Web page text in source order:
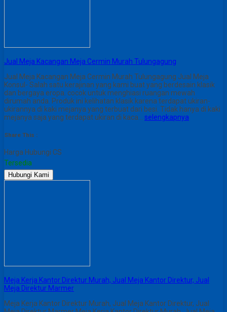
Jual Meja Kacangan Meja Cermin Murah Tulungagung
Jual Meja Kacangan Meja Cermin Murah Tulungagung Jual Meja
Konsul- Salah satu kerajinan yang kami buat yang berdesain klasik
dan bergaya eropa. cocok untuk menghiasi ruangan mewah
dirumah anda. Produk ini kelihatan klasik karena terdapat ukiran-
ukirannya di kaki mejanya yang terbuat dari besi. Tidak hanya di kaki
mejanya saja yang terdapat ukiran di kaca… selengkapnya
Share This :
Harga Hubungi CS
Tersedia
Hubungi Kami
Meja Kerja Kantor Direktur Murah, Jual Meja Kantor Direktur, Jual
Meja Direktur Marmer
Meja Kerja Kantor Direktur Murah, Jual Meja Kantor Direktur, Jual